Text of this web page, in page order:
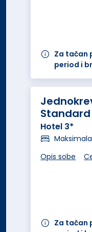
Za tačan
period i
Standard
Hotel 3*
Opis sobe
Za tačan